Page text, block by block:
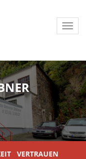
VERTRAUEN